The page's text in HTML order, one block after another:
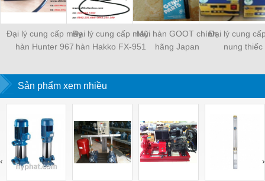
Đại lý cung cấp máy
hàn Hunter 967
Đại lý cung cấp máy
hàn Hakko FX-951
Mũi hàn GOOT chính
hãng Japan
Đại lý cung
nung thiếc
Sản phẩm xem nhiều
‹ ›